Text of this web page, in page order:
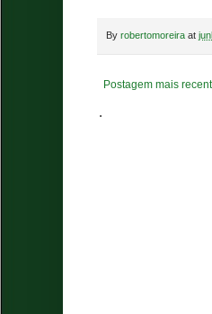
By robertomoreira at
Postagem mais
.